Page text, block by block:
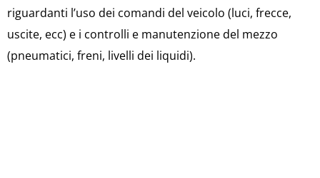
riguardanti l’uso dei comandi del veicolo (luci, frecce,
uscite, ecc) e i controlli e manutenzione del mezzo
(pneumatici, freni, livelli dei liquidi).